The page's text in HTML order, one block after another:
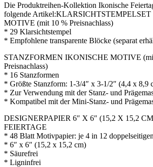
Die Produktreihen-Kollektion Ikonische
folgende
MOTIVE (mit 10 % Preisnachlass)
* 29 Klarsichtstempel
* Empfohlene transparente Blöcke (separat
STANZFORMEN IKONISCHE MOTIVE
Preisnachlass)
* 16 Stanzformen
* Größte Stanzform: 1-3/4″ x 3-1/2″ (4,4 x 8,9
* Zur Verwendung mit der Stanz- und
* Kompatibel mit der Mini-Stanz- und
DESIGNERPAPIER 6″ X 6″ (15,2 X 15,2
FEIERTAGE
* 48 Blatt Motivpapier: je 4 in 12
* 6″ x 6″ (15,2 x 15,2 cm)
* Säurefrei
* Ligninfrei